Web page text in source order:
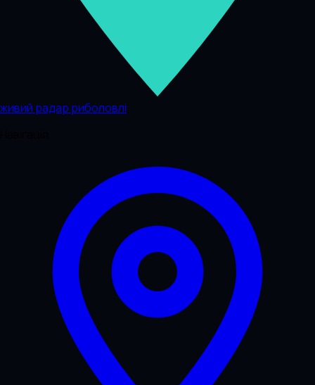
живий радар риболовлі